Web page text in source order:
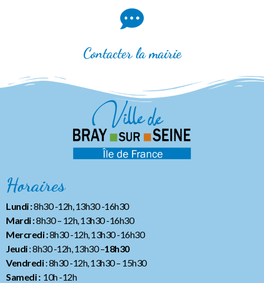
Contacter la mairie
Horaires
Lundi :8h30 -12h, 13h30 -16h30
Mardi :8h30 – 12h, 13h30 -16h30
Mercredi :8h30 -12h, 13h30 -16h30
Jeudi: 8h30 -12h, 13h30 –18h30
Vendredi: 8h30 -12h, 13h30– 15h30
Samedi :10h -12h